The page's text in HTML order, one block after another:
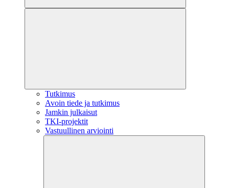
Tutkimus
Avoin tiede ja tutkimus
Jamkin julkaisut
TKI-projektit
Vastuullinen arviointi